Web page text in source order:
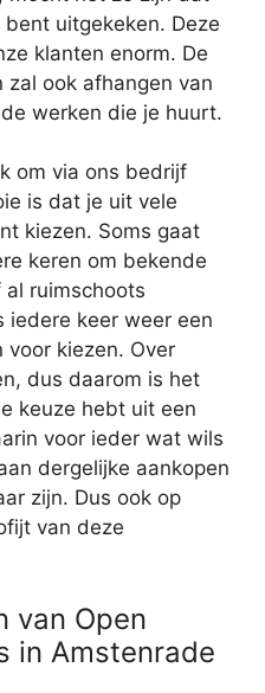
uitgekeken. Deze
klanten enorm. De
ook afhangen van
werken die je huurt.
om via ons bedrijf
is dat je uit vele
kiezen. Soms gaat
keren om bekende
ruimschoots
iedere keer weer een
voor kiezen. Over
dus daarom is het
keuze hebt uit een
voor ieder wat wils
dergelijke aankopen
zijn. Dus ook op
van deze
van Open
in Amstenrade